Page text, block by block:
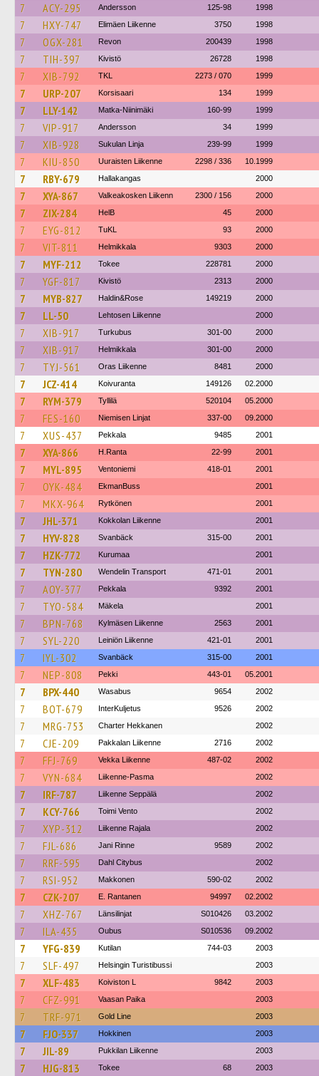
7 ACY-295 Andersson 125-98 1998
7 HXY-747 Elimäen Liikenne 3750 1998
7 OGX-281 Revon 200439 1998
7 TIH-397 Kivistö 26728 1998
7 XIB-792 TKL 2273 / 070 1999
7 URP-207 Korsisaari 134 1999
7 LLY-142 Matka-Niinimäki 160-99 1999
7 VIP-917 Andersson 34 1999
7 XIB-928 Sukulan Linja 239-99 1999
7 KIU-850 Uuraisten Liikenne 2298 / 336 10.1999
7 RBY-679 Hallakangas 2000
7 XYA-867 Valkeakosken Liikenn 2300 / 156 2000
7 ZIX-284 HelB 45 2000
7 EYG-812 TuKL 93 2000
7 VIT-811 Helmikkala 9303 2000
7 MYF-212 Tokee 228781 2000
7 YGF-817 Kivistö 2313 2000
7 MYB-827 Haldin&Rose 149219 2000
7 LL-50 Lehtosen Liikenne 2000
7 XIB-917 Turkubus 301-00 2000
7 XIB-917 Helmikkala 301-00 2000
7 TYJ-561 Oras Liikenne 8481 2000
7 JCZ-414 Koivuranta 149126 02.2000
7 RYM-379 Tyllilä 520104 05.2000
7 FES-160 Niemisen Linjat 337-00 09.2000
7 XUS-437 Pekkala 9485 2001
7 XYA-866 H.Ranta 22-99 2001
7 MYL-895 Ventoniemi 418-01 2001
7 OYK-484 EkmanBuss 2001
7 MKX-964 Rytkönen 2001
7 JHL-371 Kokkolan Liikenne 2001
7 HYV-828 Svanbäck 315-00 2001
7 HZK-772 Kurumaa 2001
7 TYN-280 Wendelin Transport 471-01 2001
7 AOY-377 Pekkala 9392 2001
7 TYO-584 Mäkela 2001
7 BPN-768 Kylmäsen Liikenne 2563 2001
7 SYL-220 Leiniön Liikenne 421-01 2001
7 IYL-302 Svanbäck 315-00 2001
7 NEP-808 Pekki 443-01 05.2001
7 BPX-440 Wasabus 9654 2002
7 BOT-679 InterKuljetus 9526 2002
7 MRG-753 Charter Hekkanen 2002
7 CJE-209 Pakkalan Liikenne 2716 2002
7 FFJ-769 Vekka Liikenne 487-02 2002
7 VYN-684 Liikenne-Pasma 2002
7 IRF-787 Liikenne Seppälä 2002
7 KCY-766 Toimi Vento 2002
7 XYP-312 Liikenne Rajala 2002
7 FJL-686 Jani Rinne 9589 2002
7 RRF-595 Dahl Citybus 2002
7 RSI-952 Makkonen 590-02 2002
7 CZK-207 E. Rantanen 94997 02.2002
7 XHZ-767 Länsilinjat S010426 03.2002
7 ILA-435 Oubus S010536 09.2002
7 YFG-839 Kutilan 744-03 2003
7 SLF-497 Helsingin Turistibussi 2003
7 XLF-483 Koiviston L 9842 2003
7 CFZ-991 Vaasan Paika 2003
7 TRF-971 Gold Line 2003
7 FJO-337 Hokkinen 2003
7 JIL-89 Pukkilan Liikenne 2003
7 HJG-813 Tokee 68 2003